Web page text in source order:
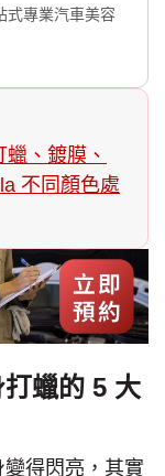
式專業汽車美容
蠟、鍍膜、
不同顏色處
蠟的 5 大
得閃亮，其實